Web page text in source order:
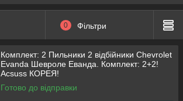
0 Фільтри
Комплект: 2 Пильники 2 відбійники Chevrolet
Evanda Шевроле Еванда. Комплект: 2+2!
Acsuss КОРЕЯ!
Готово до відправки